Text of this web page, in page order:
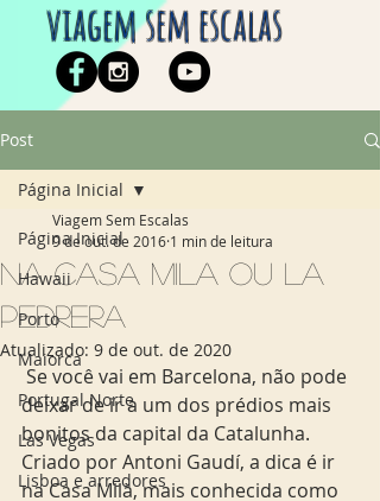
viagem sem escalas
Post
Página Inicial
Hawaii
Porto
Maiorca
Portugal Norte
Las Vegas
Lisboa e arredores
Página Inicial
Na Casa Mila ou La
Pedrera
Viagem Sem Escalas
9 de out. de 2016 1 min de leitura
Atualizado: 9 de out. de 2020
deixar de ir a um dos prédios mais
bonitos da capital da Catalunha.
Criado por Antoni Gaudí, a dica é ir
na Casa Milà, mais conhecida como